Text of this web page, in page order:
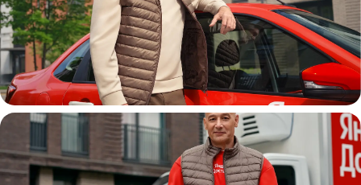
Автокурьер